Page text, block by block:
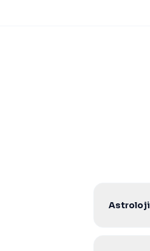
Astroloji